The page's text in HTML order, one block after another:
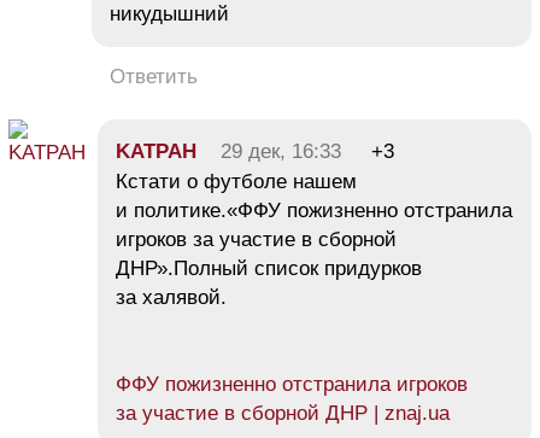
никудышний
Ответить
KATPAH 29 дек, 16:33
+3
Кстати о футболе нашем
и политике.«ФФУ пожизненно отстранила
игроков за участие в сборной
ДНР».Полный список придурков
за халявой.
ФФУ пожизненно отстранила игроков
за участие в сборной ДНР | znaj.ua